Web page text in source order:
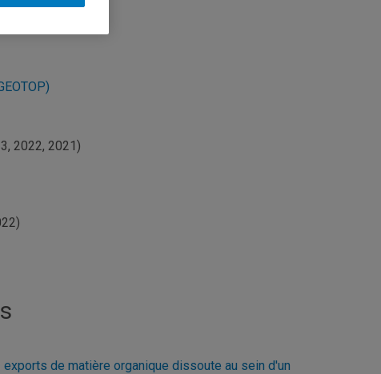
2022, 2021)
de matière organique dissoute au sein d'un